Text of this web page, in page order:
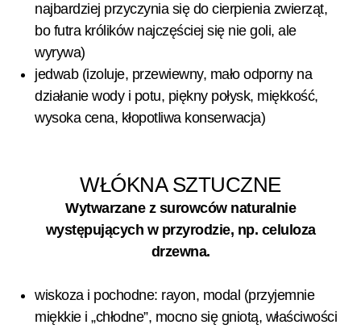
najbardziej przyczynia się do cierpienia zwierząt,
bo futra królików najczęściej się nie goli, ale
wyrywa)
jedwab (izoluje, przewiewny, mało odporny na
działanie wody i potu, piękny połysk, miękkość,
wysoka cena, kłopotliwa konserwacja)
WŁÓKNA SZTUCZNE
Wytwarzane z surowców naturalnie
występujących w przyrodzie, np. celuloza
drzewna.
wiskoza i pochodne: rayon, modal (przyjemnie
miękkie i „chłodne”, mocno się gniotą, właściwości